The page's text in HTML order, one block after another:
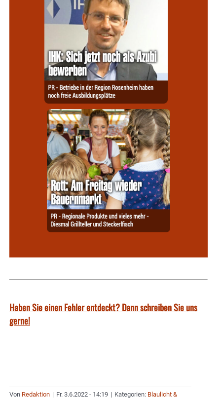
Haben Sie einen Fehler entdeckt? Dann schreiben Sie uns
gerne!
Von Redaktion | Fr. 3.6.2022 - 14:19 | Kategorien: Blaulicht &